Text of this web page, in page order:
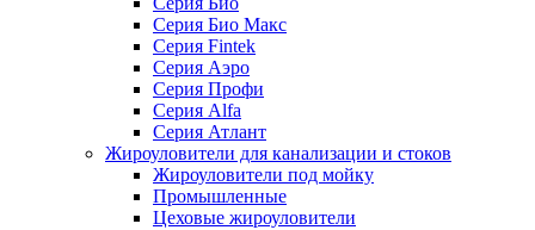
Серия Био Макс
Серия Fintek
Серия Аэро
Серия Профи
Серия Alfa
Серия Атлант
Жироуловители для канализации и стоков
Жироуловители под мойку
Промышленные
Цеховые жироуловители